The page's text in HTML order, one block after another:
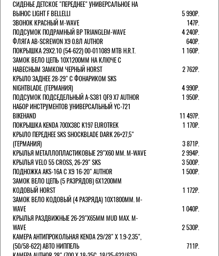
СИДЕНЬЕ ДЕТСКОЕ "ПЕРЕДНЕЕ" УНИВЕРСАЛЬНОЕ НА
ВЫНОС LIGHT F BELLELLI
5 990Р.
ЗВОНОК КРАСНЫЙ M-WAVE
147Р.
ПОДСУМОК ПОДРАМНЫЙ BP TRIANGLEM-WAVE
4 240Р.
ФЛЯГА AB-SCREWON X9 0.8Л AUTHOR
640Р.
ПОКРЫШКА 29X2.10 (54-622) 00-011089 MTB H.R.T.
1 160Р.
ЗАМОК ВЕЛО ЦЕПЬ 10Х1200ММ НА КЛЮЧЕ С
НАВЕСНЫМ ЗАМКОМ ЧЕРНЫЙ HORST
2 762Р.
КРЫЛО ЗАДНЕЕ 28-29" С ФОНАРИКОМ SKS
NIGHTBLADE. (ГЕРМАНИЯ)
4 990Р.
ПОДСУМОК ПОДСЕДЕЛЬНЫЙ A-S381 QF9 X7 AUTHOR
1 950Р.
НАБОР ИНСТРУМЕНТОВ УНИВЕРСАЛЬНЫЙ YC-721
BIKEHAND
11 497Р.
ПОКРЫШКА KENDA 700Х38С K197 EUROTREK
1 170Р.
КРЫЛО ПЕРЕДНЕЕ SKS SHOCKBLADE DARK 26+27,5"
(ГЕРМАНИЯ)
3 871Р.
КРЫЛЬЯ МЕТАЛЛОПЛАСТИКОВЫЕ 29"Х60 ММ. M-WAVE
2 994Р.
КРЫЛЬЯ VELO 55 CROSS, 26-29" SKS
3 500Р.
ПОДНОЖКА AKS-16A C X9 16-20" AUTHOR
1 500Р.
ЗАМОК ВЕЛО ЦЕПЬ (5 РАЗРЯДОВ) 6Х1200ММ
КОДОВЫЙ HORST
1 172Р.
ЗАМОК ВЕЛО КОДОВЫЙ (4 РАЗРЯДА) 10Х1800ММ. M-
WAVE
1 040Р.
КРЫЛЬЯ РАЗДВИЖНЫЕ 26-29"Х65ММ MUD MAX. M-
WAVE
2 530Р.
КАМЕРА АНТИПРОКОЛЬНАЯ KENDA 29/28" Х 1.9-2.35",
(50/58-622) АВТО НИППЕЛЬ
711Р.